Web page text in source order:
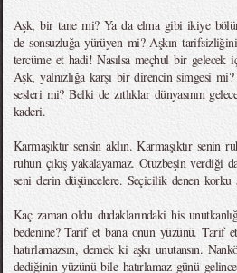
Aşk, bir tane mi? Ya da elma gibi ikiye
de sonsuzluğa yürüyen mi? Aşkın tarifsizliğini
tercüme et hadi! Nasılsa meçhul bir gelecek
Aşk, yalnızlığa karşı bir direncin simgesi mi?
sesleri mi? Belki de zıtlıklar dünyasının
kaderi.
Karmaşıktır sensin aklın. Karmaşıktır senin
ruhun çıkış yakalayamaz. Otuzbeşin verdiği
seni derin düşüncelere. Seçicilik denen korku
Kaç zaman oldu dudaklarındaki his
bedenine? Tarif et bana onun yüzünü. Tarif
hatırlamazsın, demek ki aşkı unutansın.
dediğinin yüzünü bile hatırlamaz günü